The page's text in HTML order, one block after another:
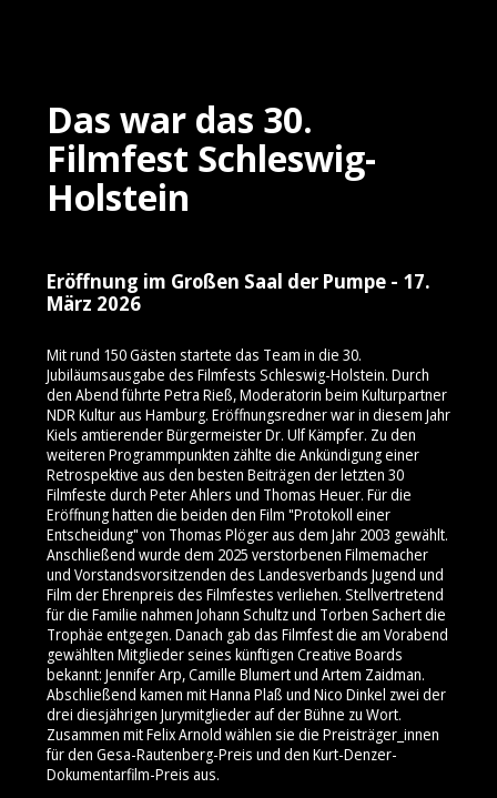
Das war das 30.
Filmfest Schleswig-
Holstein
Eröffnung im Großen Saal der Pumpe - 17.
März 2026
Mit rund 150 Gästen startete das Team in die 30.
Jubiläumsausgabe des Filmfests Schleswig-Holstein. Durch
den Abend führte Petra Rieß, Moderatorin beim Kulturpartner
NDR Kultur aus Hamburg. Eröffnungsredner war in diesem Jahr
Kiels amtierender Bürgermeister Dr. Ulf Kämpfer. Zu den
weiteren Programmpunkten zählte die Ankündigung einer
Retrospektive aus den besten Beiträgen der letzten 30
Filmfeste durch Peter Ahlers und Thomas Heuer. Für die
Eröffnung hatten die beiden den Film "Protokoll einer
Entscheidung" von Thomas Plöger aus dem Jahr 2003 gewählt.
Anschließend wurde dem 2025 verstorbenen Filmemacher
und Vorstandsvorsitzenden des Landesverbands Jugend und
Film der Ehrenpreis des Filmfestes verliehen. Stellvertretend
für die Familie nahmen Johann Schultz und Torben Sachert die
Trophäe entgegen. Danach gab das Filmfest die am Vorabend
gewählten Mitglieder seines künftigen Creative Boards
bekannt: Jennifer Arp, Camille Blumert und Artem Zaidman.
Abschließend kamen mit Hanna Plaß und Nico Dinkel zwei der
drei diesjährigen Jurymitglieder auf der Bühne zu Wort.
Zusammen mit Felix Arnold wählen sie die Preisträger_innen
für den Gesa-Rautenberg-Preis und den Kurt-Denzer-
Dokumentarfilm-Preis aus.